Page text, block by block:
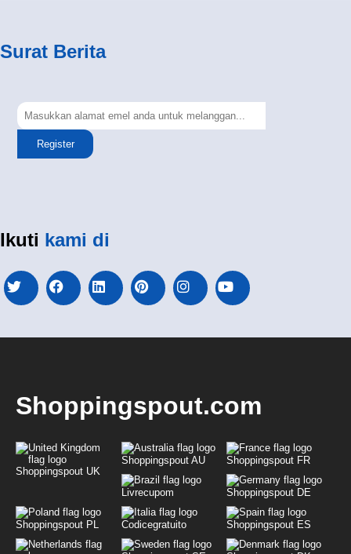
Surat Berita
Register
Ikuti kami di
Shoppingspout.com
Shoppingspout UK
Shoppingspout AU Shoppingspout FR
Livrecupom Shoppingspout DE
Shoppingspout PL Codicegratuito Shoppingspout ES